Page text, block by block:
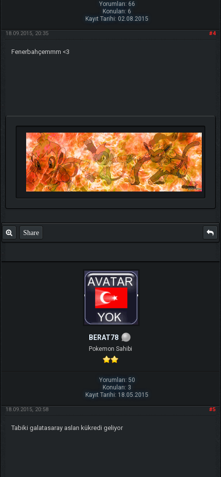
Yorumları: 66
Konuları: 6
Kayıt Tarihi: 02.08.2015
#4
18.09.2015, 20:35
Fenerbahçemmm <3
Share
BERAT78
Pokemon Sahibi
Yorumları: 50
Konuları: 3
Kayıt Tarihi: 18.05.2015
#5
18.09.2015, 20:58
Tabiki galatasaray aslan kükredi geliyor